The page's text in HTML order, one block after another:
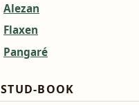
Alezan
Flaxen
Pangaré
STUD-BOOK